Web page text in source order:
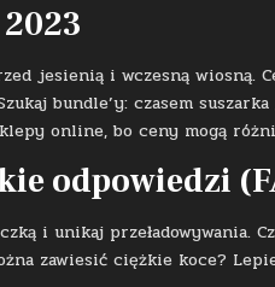
jesienią i wczesną wiosną.
bundle’y: czasem
online, bo ceny mogą
odpowiedzi
i unikaj przeładowywania.
zawiesić ciężkie koce?